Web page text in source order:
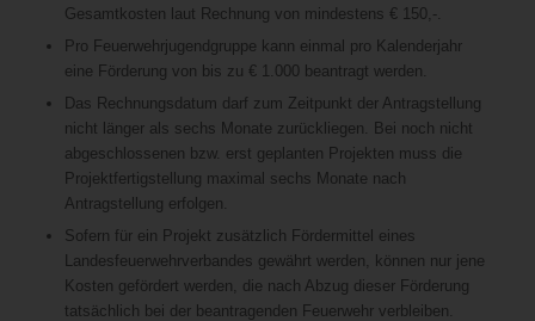
Gesamtkosten laut Rechnung von mindestens € 150,-.
Pro Feuerwehrjugendgruppe kann einmal pro Kalenderjahr
eine Förderung von bis zu € 1.000 beantragt werden.
Das Rechnungsdatum darf zum Zeitpunkt der Antragstellung
nicht länger als sechs Monate zurückliegen. Bei noch nicht
abgeschlossenen bzw. erst geplanten Projekten muss die
Projektfertigstellung maximal sechs Monate nach
Antragstellung erfolgen.
Sofern für ein Projekt zusätzlich Fördermittel eines
Landesfeuerwehrverbandes gewährt werden, können nur jene
Kosten gefördert werden, die nach Abzug dieser Förderung
tatsächlich bei der beantragenden Feuerwehr verbleiben.